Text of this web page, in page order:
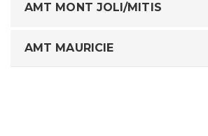
AMT MONT JOLI/MITIS
AMT MAURICIE